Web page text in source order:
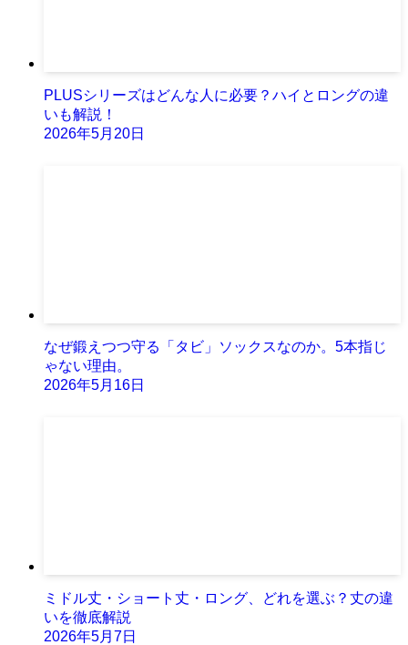
PLUSシリーズはどんな人に必要？ハイとロングの違
いも解説！
2026年5月20日
なぜ鍛えつつ守る「タビ」ソックスなのか。5本指じ
ゃない理由。
2026年5月16日
ミドル丈・ショート丈・ロング、どれを選ぶ？丈の違
いを徹底解説
2026年5月7日